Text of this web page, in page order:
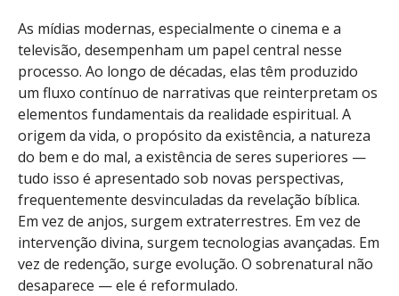
As mídias modernas, especialmente o cinema e a
televisão, desempenham um papel central nesse
processo. Ao longo de décadas, elas têm produzido
um fluxo contínuo de narrativas que reinterpretam os
elementos fundamentais da realidade espiritual. A
origem da vida, o propósito da existência, a natureza
do bem e do mal, a existência de seres superiores —
tudo isso é apresentado sob novas perspectivas,
frequentemente desvinculadas da revelação bíblica.
Em vez de anjos, surgem extraterrestres. Em vez de
intervenção divina, surgem tecnologias avançadas. Em
vez de redenção, surge evolução. O sobrenatural não
desaparece — ele é reformulado.